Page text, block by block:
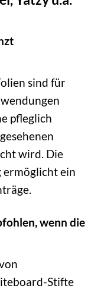
sind für
pfleglich
wird. Die
ermöglicht ein
wenn die
Stifte